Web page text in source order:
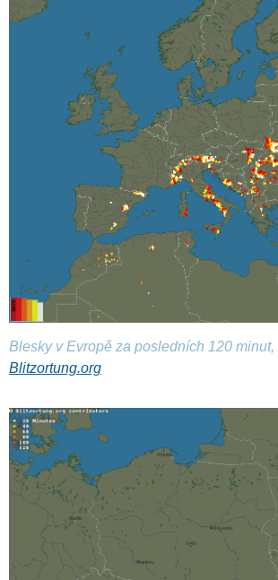
Blesky v Evropě za posledních 120 minut,
Blitzortung.org